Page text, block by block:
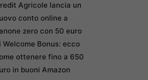
Agricole lancia un
conto online a
zero con 50 euro
Welcome Bonus: ecco
ottenere fino a 650
in buoni Amazon